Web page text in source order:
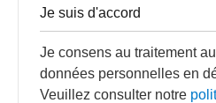
Je suis d'accord
Je consens au traitement
données personnelles en
Veuillez consulter notre